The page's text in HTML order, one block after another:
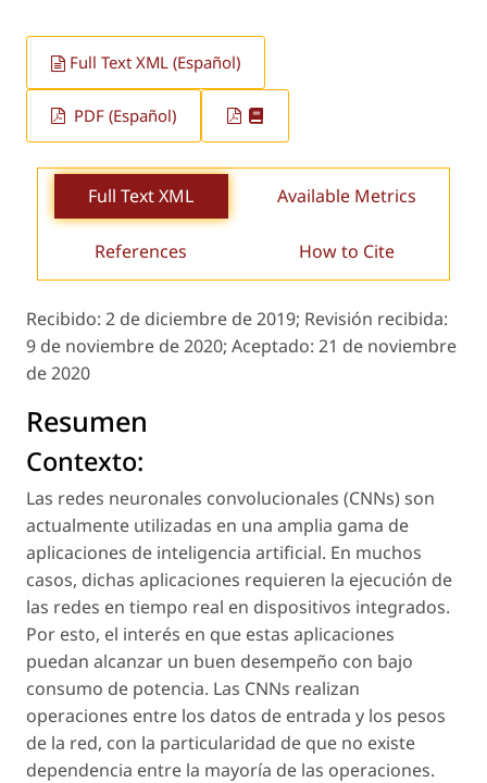
Full Text XML (Español)
PDF (Español)
Full Text XML Available Metrics
References How to Cite
Recibido: 2 de diciembre de 2019; Revisión recibida:
9 de noviembre de 2020; Aceptado: 21 de noviembre
de 2020
Resumen
Contexto:
Las redes neuronales convolucionales (CNNs) son
actualmente utilizadas en una amplia gama de
aplicaciones de inteligencia artificial. En muchos
casos, dichas aplicaciones requieren la ejecución de
las redes en tiempo real en dispositivos integrados.
Por esto, el interés en que estas aplicaciones
puedan alcanzar un buen desempeño con bajo
consumo de potencia. Las CNNs realizan
operaciones entre los datos de entrada y los pesos
de la red, con la particularidad de que no existe
dependencia entre la mayoría de las operaciones.